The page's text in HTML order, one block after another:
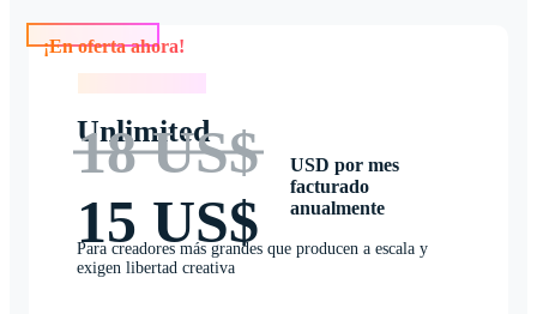
Unlimited
18 US$
15 US$
USD por mes
facturado
anualmente
Para creadores más grandes que producen a escala y
exigen libertad creativa